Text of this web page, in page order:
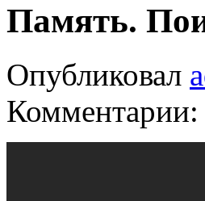
Память.
Опубликовал
Комментарии: